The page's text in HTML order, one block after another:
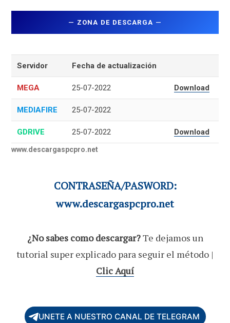
— ZONA DE DESCARGA —
Servidor Fecha de actualización
MEGA 25-07-2022 Download
MEDIAFIRE 25-07-2022
GDRIVE 25-07-2022 Download
www.descargaspcpro.net
CONTRASEÑA/PASWORD:
www.descargaspcpro.net
¿No sabes como descargar?Te dejamos un
tutorial super explicado para seguir el método |
Clic Aquí
UNETE A NUESTRO CANAL DE TELEGRAM